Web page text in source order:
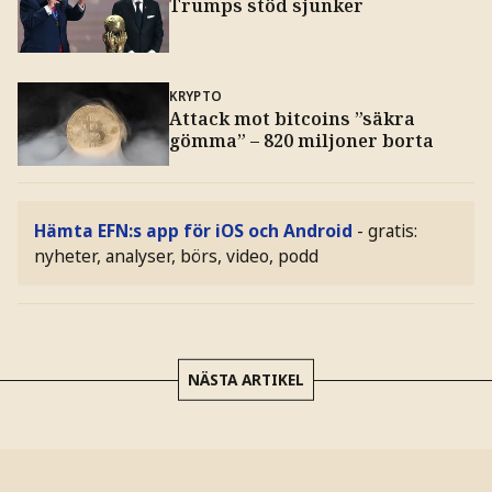
Trumps stöd sjunker
KRYPTO
Attack mot bitcoins ”säkra
gömma” – 820 miljoner borta
Hämta EFN:s app för iOS och Android - gratis:
nyheter, analyser, börs, video, podd
NÄSTA ARTIKEL